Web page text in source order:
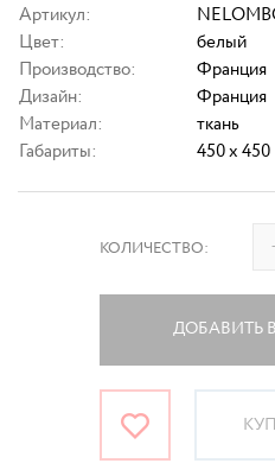
Артикул:
Цвет:
белый
Производство:
Франция
Дизайн:
Франция
Материал:
ткань
Габариты:
450 x 450
КОЛИЧЕСТВО:
ДОБАВИТЬ